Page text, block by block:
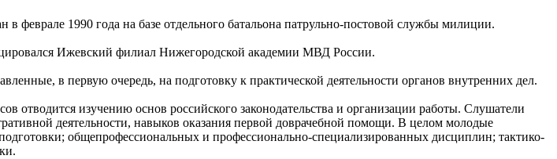
в феврале 1990 года на базе отдельного батальона патрульно-постовой службы милиции.
Ижевский филиал Нижегородской академии МВД России.
в первую очередь, на подготовку к практической деятельности органов внутренних дел.
отводится изучению основ российского законодательства и организации работы. Слушатели
деятельности, навыков оказания первой доврачебной помощи. В целом молодые
общепрофессиональных и профессионально-специализированных дисциплин; тактико-